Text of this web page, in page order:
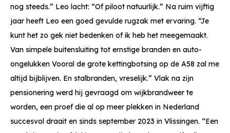
nog steeds.” Leo lacht: “Of piloot natuurlijk.” Na ruim vijftig
jaar heeft Leo een goed gevulde rugzak met ervaring. “Je
kunt het zo gek niet bedenken of ik heb het meegemaakt.
Van simpele buitensluiting tot ernstige branden en auto-
ongelukken Vooral de grote kettingbotsing op de A58 zal me
altijd bijblijven. En stalbranden, vreselijk.” Vlak na zijn
pensionering werd hij gevraagd om wijkbrandweer te
worden, een proef die al op meer plekken in Nederland
succesvol draait en sinds september 2023 in Vlissingen. “Een